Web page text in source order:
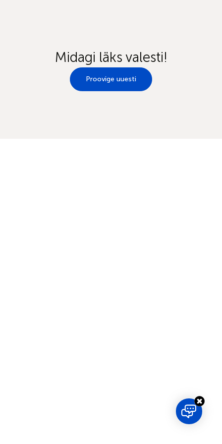
Midagi läks valesti!
Proovige uuesti